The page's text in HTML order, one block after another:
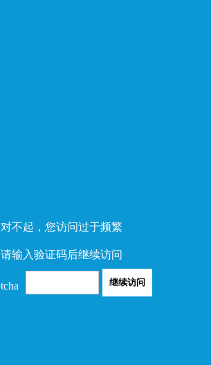
对不起，您访问过于频繁
请输入验证码后继续访问
继续访问